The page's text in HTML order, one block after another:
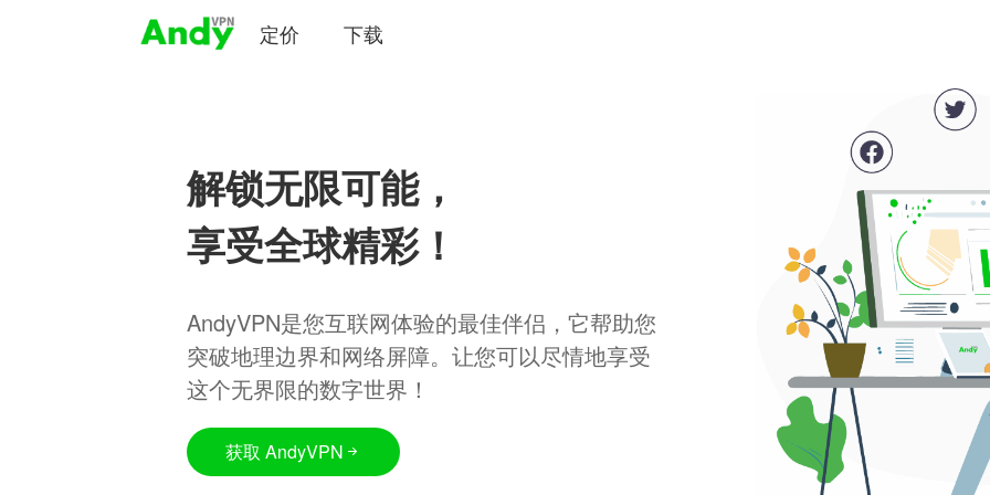
定价 下载
解锁无限可能，
享受全球精彩！
AndyVPN是您互联网体验的最佳伴侣，它帮助您
突破地理边界和网络屏障。让您可以尽情地享受
这个无界限的数字世界！
获取 AndyVPN